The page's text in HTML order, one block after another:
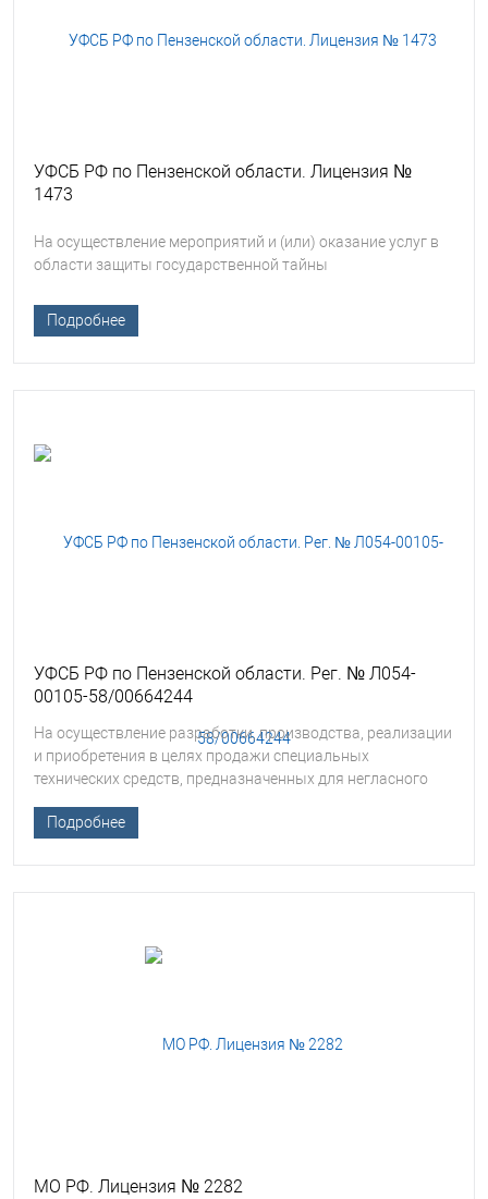
УФСБ РФ по Пензенской области. Лицензия №
1473
На осуществление мероприятий и (или) оказание услуг в
области защиты государственной тайны
Подробнее
УФСБ РФ по Пензенской области. Рег. № Л054-
00105-58/00664244
На осуществление разработки, производства, реализации
и приобретения в целях продажи специальных
технических средств, предназначенных для негласного
Подробнее
МО РФ. Лицензия № 2282